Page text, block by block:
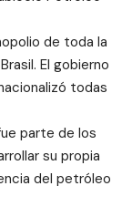
de toda la
El gobierno
todas
parte de los
su propia
del petróleo